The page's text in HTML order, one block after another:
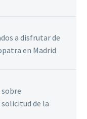
a disfrutar de
en Madrid
solicitud de la